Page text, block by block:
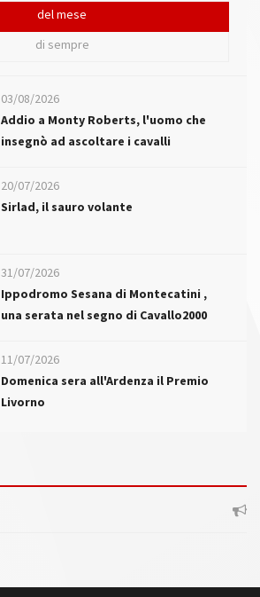
del mese
di sempre
03/08/2026
Addio a Monty Roberts, l'uomo che
insegnò ad ascoltare i cavalli
20/07/2026
Sirlad, il sauro volante
31/07/2026
Ippodromo Sesana di Montecatini ,
una serata nel segno di Cavallo2000
11/07/2026
Domenica sera all'Ardenza il Premio
Livorno